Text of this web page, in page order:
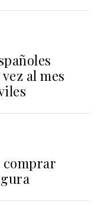
al mes